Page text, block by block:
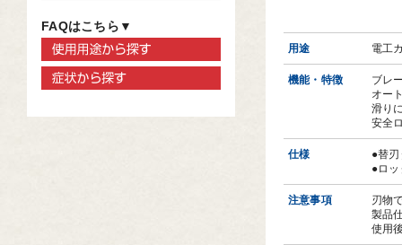
用途 電工
機能・特徴
ブレ
オー
滑り
安全
仕様
●替
●ロ
注意事項
刃物
製品
使用
FAQはこちら▼
使用用途から探す